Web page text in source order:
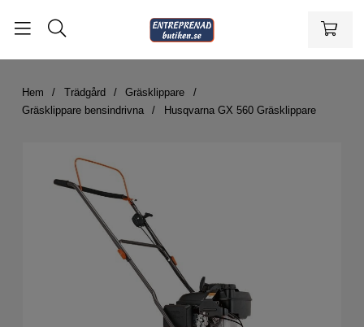
Hem Trädgård
Gräsklippare
Gräsklippare bensindrivna
Husqvarna GX 560 Gräsklippare